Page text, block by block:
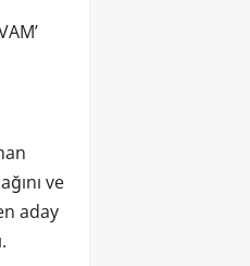
ve
aday